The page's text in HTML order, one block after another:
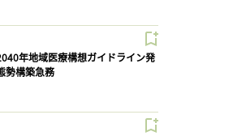
年地域医療構想ガイドライン発
勢構築急務